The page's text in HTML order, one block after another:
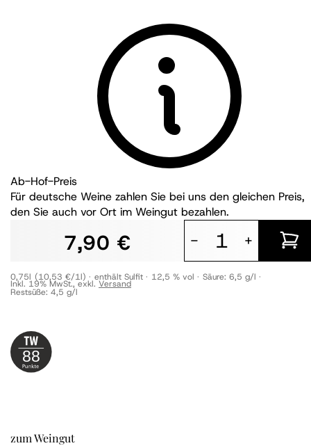
Ab-Hof-Preis
Für deutsche Weine zahlen Sie bei uns den gleichen Preis,
den Sie auch vor Ort im Weingut bezahlen.
7,90 €
Inkl. 19% MwSt., exkl. Versand
- +
0,75l (10,53 €/1l) enthält Sulfit 12,5 % vol Säure: 6,5 g/l
Restsüße: 4,5 g/l
88
zum Weingut